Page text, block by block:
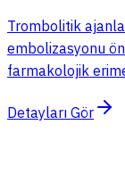
Trombolitik
embolizasyonu
farmakolojik
Detayları Gör